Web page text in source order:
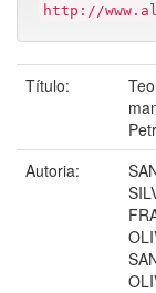
http://
Título:
Autoria: